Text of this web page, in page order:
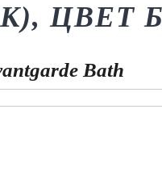
ЦВЕТ
Bath